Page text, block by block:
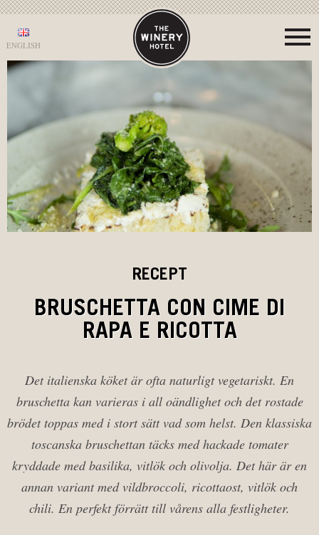
ENGLISH
RECEPT
BRUSCHETTA CON CIME DI
RAPA E RICOTTA
Det italienska köket är ofta naturligt vegetariskt. En
bruschetta kan varieras i all oändlighet och det rostade
brödet toppas med i stort sätt vad som helst. Den klassiska
toscanska bruschettan täcks med hackade tomater
kryddade med basilika, vitlök och olivolja. Det här är en
annan variant med vildbroccoli, ricottaost, vitlök och
chili. En perfekt förrätt till vårens alla festligheter.